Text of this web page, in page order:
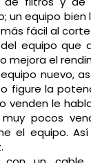
un equipo
fácil al
equipo que
mejora el
nuevo,
figure la
venden le
pocos
el equipo.